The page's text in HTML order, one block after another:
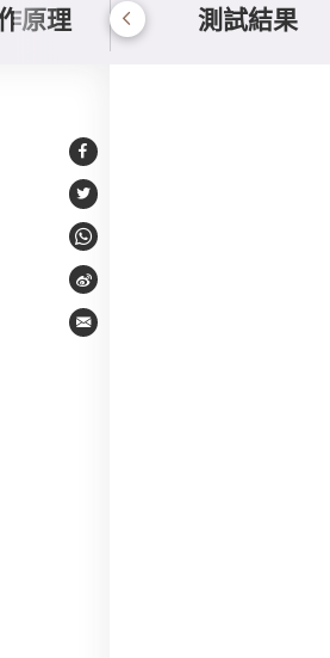
原理 測試結果
Facebook
Twitter
WhatsApp
Weibo
Email